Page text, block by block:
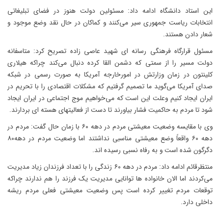
این استاد دانشگاه ادامه داد: مسئولین دولت هنوز در فضای تبلیغاتی
انتخابات ریاست جمهوری سیر می‌کنند و کماکان در حال نقد وضع موجود و
شعار دادن هستند.
مسئول قرارگاه فرهنگی رسانه ‌ای شهید عاصی‌ زاده تصریح کرد: متاسفانه
دولت مسیر را از سمتی که دشمن القا کرده دنبال می‌کند چراکه هیلاری
کلینتون در زمان وزارتش در امورخارجه آمریکا به صورت رسمی در شبکه
صدای آمریکا می‌گوید ما تصمیم گرفتیم که مشکلات اقتصادی را با تحریم در
ایران ایجاد کنیم وعلت این است که می‌خواهیم موج اجتماعی در ایران ایجاد
شود تا مردم به حاکمیت فشار بیاورند تا دست از فعالیتهای هسته ای بردارند.
وی با مقایسه وضعیت معیشتی مردم در دهه ۶۰ با زمان حال گفت: مردم در
دهه ۶۰ واقعاً وضع معیشتی مناسبی نداشتند اما وضعیت مردم در دهه۸۰
دگرگون شده است و به رفاه نسبی رسیده اند.
منتظرقائم ادامه داد: مردم در دهه ۶۰ زندگی را با تعداد فرزندان زیاد مدیریت
می‌کردند اما الان خانواده ها توانایی مدیریت یک فرزند را هم ندارند چراکه
توقعات مردم تغییر کرده است پس وضعیت معیشتی فعلی مردم ریشه
داخلی دارد.